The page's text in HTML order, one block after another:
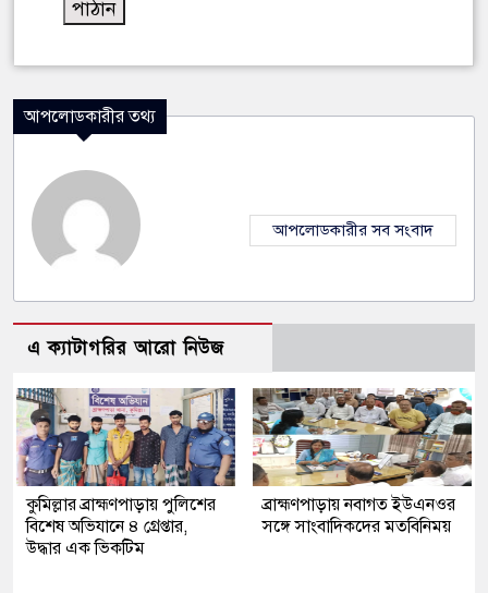
আপলোডকারীর তথ্য
আপলোডকারীর সব সংবাদ
এ ক্যাটাগরির আরো নিউজ
কুমিল্লার ব্রাহ্মণপাড়ায় পুলিশের
বিশেষ অভিযানে ৪ গ্রেপ্তার,
উদ্ধার এক ভিকটিম
ব্রাহ্মণপাড়ায় নবাগত ইউএনওর
সঙ্গে সাংবাদিকদের মতবিনিময়